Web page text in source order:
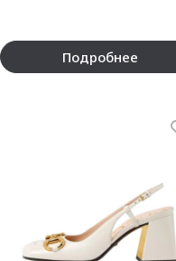
Подробнее